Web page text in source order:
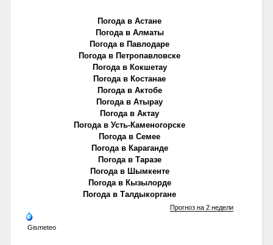
Погода в Астане
Погода в Алматы
Погода в Павлодаре
Погода в Петропавловске
Погода в Кокшетау
Погода в Костанае
Погода в Актобе
Погода в Атырау
Погода в Актау
Погода в Усть-Каменогорске
Погода в Семее
Погода в Караганде
Погода в Таразе
Погода в Шымкенте
Погода в Кызылорде
Погода в Талдыкоргане
Gismeteo
Прогноз на 2 недели